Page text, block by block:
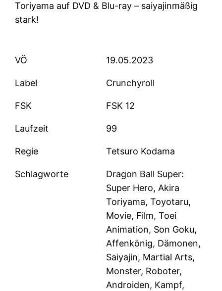
Toriyama auf DVD & Blu-ray – saiyajinmäßig
stark!
VÖ 19.05.2023
Label Crunchyroll
FSK FSK 12
Laufzeit 99
Regie Tetsuro Kodama
Schlagworte
Dragon Ball Super:
Super Hero, Akira
Toriyama, Toyotaru,
Movie, Film, Toei
Animation, Son Goku,
Affenkönig, Dämonen,
Saiyajin, Martial Arts,
Monster, Roboter,
Androiden, Kampf,